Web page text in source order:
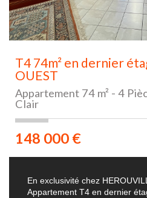
T4 74m² en dernier
OUEST
Appartement 74 m² - 4
Clair
148 000 €
En exclusivité chez
Appartement T4 en dernier